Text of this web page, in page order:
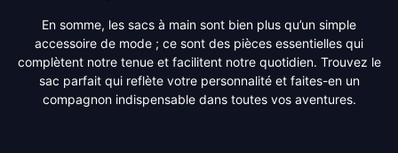
En somme, les sacs à main sont bien plus qu’un simple
accessoire de mode ; ce sont des pièces essentielles qui
complètent notre tenue et facilitent notre quotidien. Trouvez le
sac parfait qui reflète votre personnalité et faites-en un
compagnon indispensable dans toutes vos aventures.